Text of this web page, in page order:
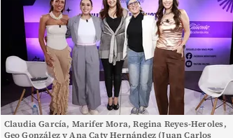
Claudia García, Marifer Mora, Regina Reyes-Heroles,
Geo González y Ana Caty Hernández (Juan Carlos